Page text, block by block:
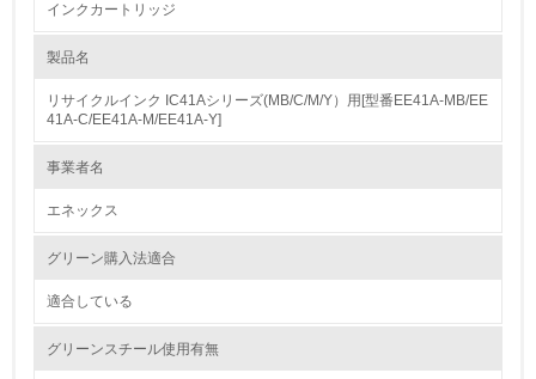
1.環境取り組み体制
環境方針を持っている
環境対応の責任体制を定めている
環境問題に関する従業員教育を行っている
インクカートリッジ
製品名
リサイクルインク IC41Aシリーズ(MB/C/M/Y）用[型番EE41A-MB/EE
41A-C/EE41A-M/EE41A-Y]
事業者名
エネックス
グリーン購入法適合
適合している
グリーンスチール使用有無